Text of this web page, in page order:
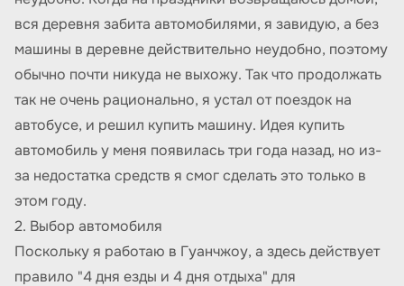
вся деревня забита автомобилями, я завидую, а без
машины в деревне действительно неудобно, поэтому
обычно почти никуда не выхожу. Так что продолжать
так не очень рационально, я устал от поездок на
автобусе, и решил купить машину. Идея купить
автомобиль у меня появилась три года назад, но из-
за недостатка средств я смог сделать это только в
этом году.
2. Выбор автомобиля
Поскольку я работаю в Гуанчжоу, а здесь действует
правило "4 дня езды и 4 дня отдыха" для